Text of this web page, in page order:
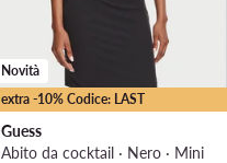
extra -10% Codice: LAST
Novità
Guess
Abito da cocktail · Nero · Mini